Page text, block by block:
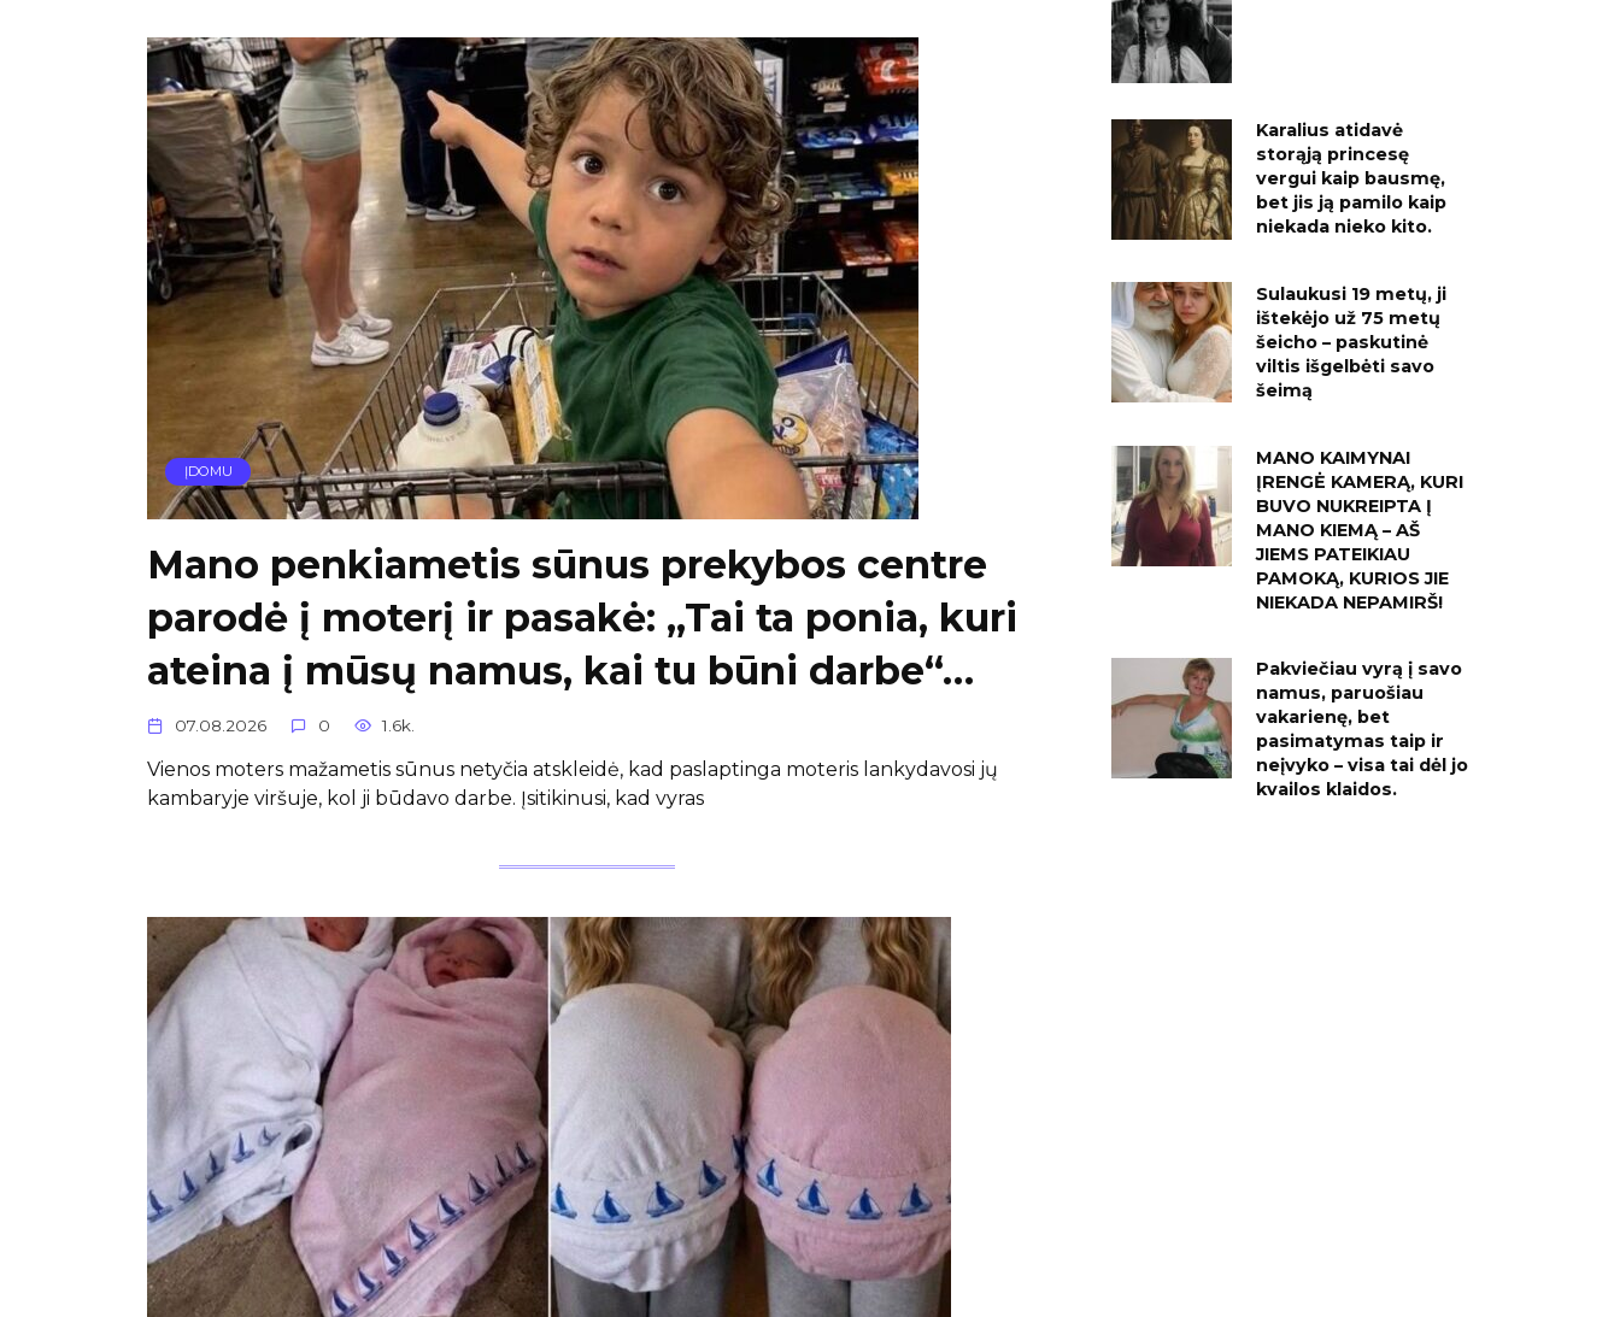
ĮDOMU
Mano penkiametis sūnus prekybos centre
parodė į moterį ir pasakė: „Tai ta ponia, kuri
ateina į mūsų namus, kai tu būni darbe“…
07.08.2026 0 1.6k.
Vienos moters mažametis sūnus netyčia atskleidė, kad paslaptinga moteris lankydavosi jų
kambaryje viršuje, kol ji būdavo darbe. Įsitikinusi, kad vyras
Karalius atidavė
storąją princesę
vergui kaip bausmę,
bet jis ją pamilo kaip
niekada nieko kito.
Sulaukusi 19 metų, ji
ištekėjo už 75 metų
šeicho – paskutinė
viltis išgelbėti savo
šeimą
MANO KAIMYNAI
ĮRENGĖ KAMERĄ, KURI
BUVO NUKREIPTA Į
MANO KIEMĄ – AŠ
JIEMS PATEIKIAU
PAMOKĄ, KURIOS JIE
NIEKADA NEPAMIRŠ!
Pakviečiau vyrą į savo
namus, paruošiau
vakarienę, bet
pasimatymas taip ir
neįvyko – visa tai dėl jo
kvailos klaidos.